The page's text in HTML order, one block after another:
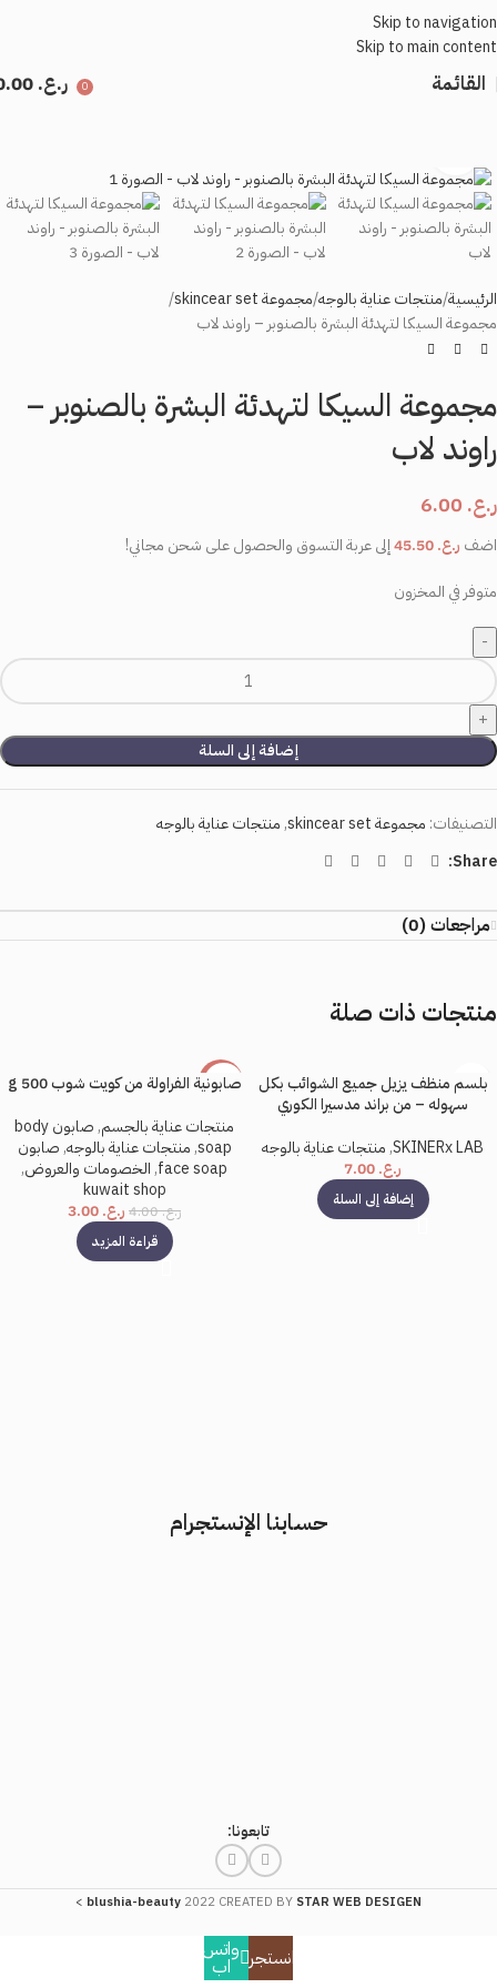
Skip to navigation
Skip to main content
القائمة 0 ر.ع.
الرئيسية منتجات عناية بالوجه مجموعة skincear set
مجموعة السيكا لتهدئة البشرة بالصنوبر – راوند لاب
مجموعة السيكا لتهدئة البشرة بالصنوبر –
راوند لاب
ر.ع.
اضف ر.ع.
إلى عربة التسوق والحصول على شحن مجاني!
متوفر في المخزون
إضافة إلى السلة
التصنيفات: مجموعة skincear set ,منتجات عناية بالوجه
Share:
مراجعات (0)
منتجات ذات صلة
بلسم منظف يزيل جميع الشوائب بكل
سهوله – من براند مدسيرا الكوري
SKINERx LAB
,منتجات عناية بالوجه
ر.ع.
إضافة إلى السلة
-25%
بيعت كل
ها
صابونية الفراولة من كويت شوب 500 g
منتجات عناية بالجسم,
صابون body
soap
,منتجات عناية بالوجه,صابون
face soap
,الخصومات والعروض,
kuwait shop
ر.ع.4.00 ر.ع.
قراءة المزيد
حسابنا الإنستجرام
تابعونا:
blushia-beauty 2022 CREATED BY STAR WEB DESIGEN
>
انستجرامواتس
اب